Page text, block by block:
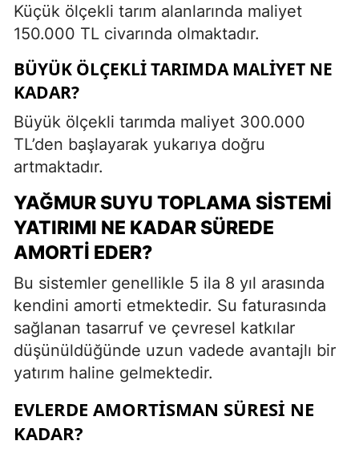
Küçük ölçekli tarım alanlarında maliyet
150.000 TL civarında olmaktadır.
BÜYÜK ÖLÇEKLI TARIMDA MALIYET NE
KADAR?
Büyük ölçekli tarımda maliyet 300.000
TL’den başlayarak yukarıya doğru
artmaktadır.
YAĞMUR SUYU TOPLAMA SISTEMI
YATIRIMI NE KADAR SÜREDE
AMORTI EDER?
Bu sistemler genellikle 5 ila 8 yıl arasında
kendini amorti etmektedir. Su faturasında
sağlanan tasarruf ve çevresel katkılar
düşünüldüğünde uzun vadede avantajlı bir
yatırım haline gelmektedir.
EVLERDE AMORTISMAN SÜRESI NE
KADAR?